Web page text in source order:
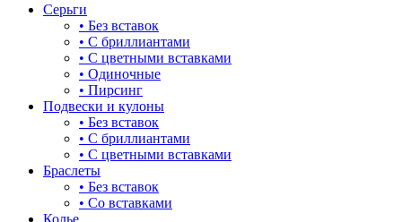
буквы
булавка
гвоздь
деревья
длинные
для мам
Серьги
• Без вставок
• С бриллиантами
• С цветными вставками
• Одиночные
• Пирсинг
Подвески и кулоны
• Без вставок
• С бриллиантами
• С цветными вставками
Браслеты
• Без вставок
• Со вставками
Колье